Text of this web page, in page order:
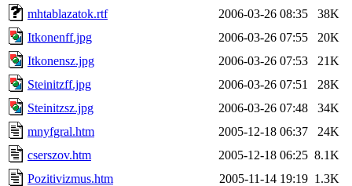
mhtablazatok.rtf
2006-03-26 08:35
38K
Itkonenff.jpg
2006-03-26 07:55
20K
Itkonensz.jpg
2006-03-26 07:53
21K
Steinitzff.jpg
2006-03-26 07:51
28K
Steinitzsz.jpg
2006-03-26 07:48
34K
mnyfgral.htm
2005-12-18 06:37
24K
cserszov.htm
2005-12-18 06:25 8.1K
Pozitivizmus.htm
2005-11-14 19:19 1.3K